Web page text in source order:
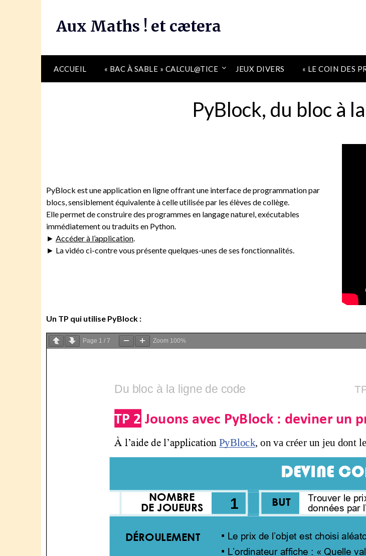
Aux Maths ! et cætera
ACCUEIL « BAC À SABLE » CALCUL@TICE JEUX DIVERS « LE COIN DES
PyBlock, du bloc à
PyBlock est une application en ligne offrant une interface de programmation par
blocs, sensiblement équivalente à celle utilisée par les élèves de collège.
Elle permet de construire des programmes en langage naturel, exécutables
immédiatement ou traduits en Python.
► Accéder à l’application.
► La vidéo ci-contre vous présente quelques-unes de ses fonctionnalités.
Un TP qui utilise PyBlock :
Page 1 / 7 Zoom 100%